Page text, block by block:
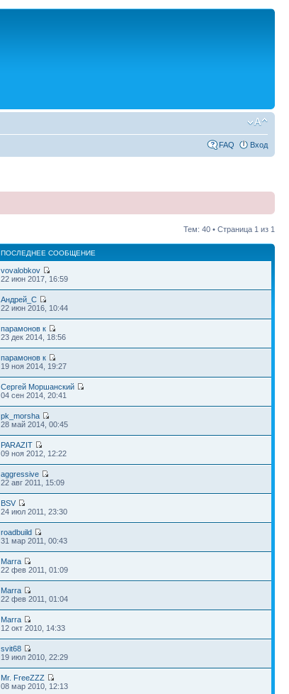
FAQ Вход
Тем: 40 • Страница 1 из 1
ПОСЛЕДНЕЕ СООБЩЕНИЕ
vovalobkov
22 июн 2017, 16:59
Андрей_С
22 июн 2016, 10:44
парамонов к
23 дек 2014, 18:56
парамонов к
19 ноя 2014, 19:27
Сергей Моршанский
04 сен 2014, 20:41
pk_morsha
28 май 2014, 00:45
PARAZIT
09 ноя 2012, 12:22
aggressive
22 авг 2011, 15:09
BSV
24 июл 2011, 23:30
roadbuild
31 мар 2011, 00:43
Marra
22 фев 2011, 01:09
Marra
22 фев 2011, 01:04
Marra
12 окт 2010, 14:33
svit68
19 июл 2010, 22:29
Mr. FreeZZZ
08 мар 2010, 12:13